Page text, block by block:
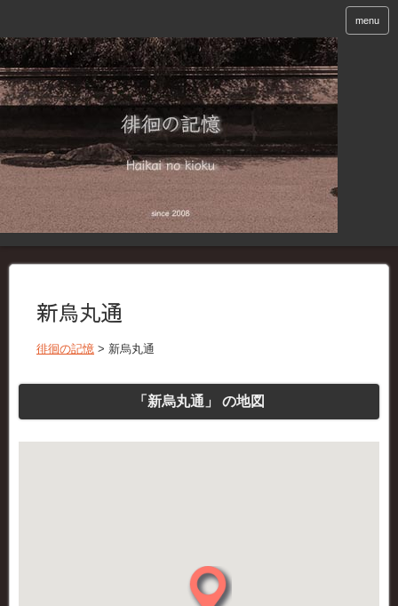
menu
新烏丸通
徘徊の記憶 > 新烏丸通
「新烏丸通」 の地図